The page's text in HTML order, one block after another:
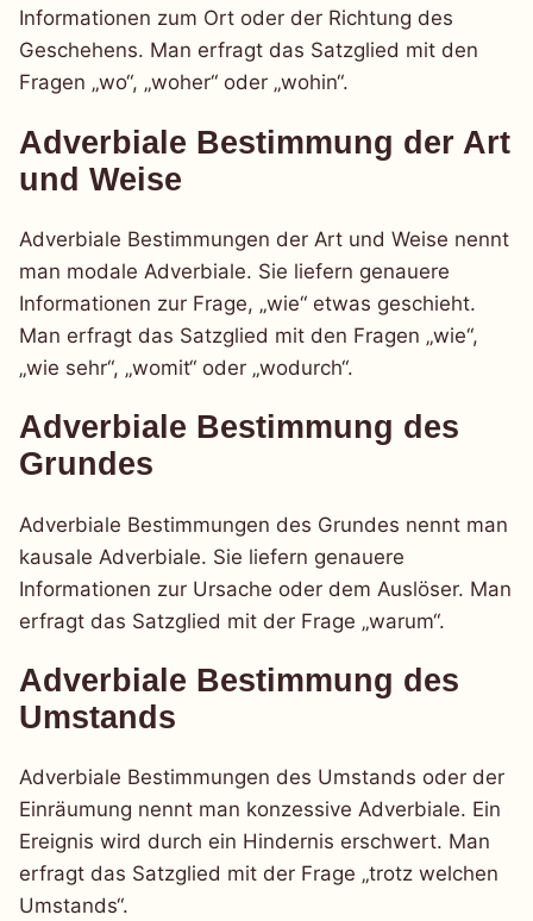
Informationen zum Ort oder der Richtung des
Geschehens. Man erfragt das Satzglied mit den
Fragen „wo“, „woher“ oder „wohin“.
Adverbiale Bestimmung der Art
und Weise
Adverbiale Bestimmungen der Art und Weise nennt
man modale Adverbiale. Sie liefern genauere
Informationen zur Frage, „wie“ etwas geschieht.
Man erfragt das Satzglied mit den Fragen „wie“,
„wie sehr“, „womit“ oder „wodurch“.
Adverbiale Bestimmung des
Grundes
Adverbiale Bestimmungen des Grundes nennt man
kausale Adverbiale. Sie liefern genauere
Informationen zur Ursache oder dem Auslöser. Man
erfragt das Satzglied mit der Frage „warum“.
Adverbiale Bestimmung des
Umstands
Adverbiale Bestimmungen des Umstands oder der
Einräumung nennt man konzessive Adverbiale. Ein
Ereignis wird durch ein Hindernis erschwert. Man
erfragt das Satzglied mit der Frage „trotz welchen
Umstands“.